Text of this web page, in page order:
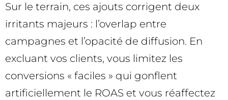
Sur le terrain, ces ajouts corrigent deux
irritants majeurs : l’overlap entre
campagnes et l’opacité de diffusion. En
excluant vos clients, vous limitez les
conversions « faciles » qui gonflent
artificiellement le ROAS et vous réaffectez